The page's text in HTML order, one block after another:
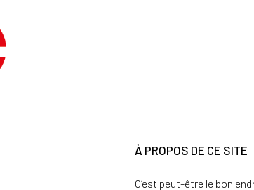
À PROPOS DE CE SITE
C’est peut-être le bon